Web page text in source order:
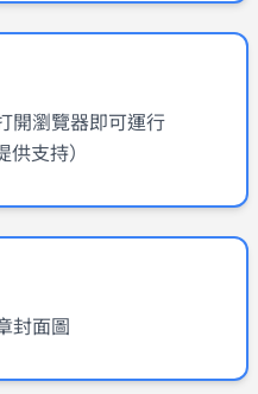
開瀏覽器即可運行
支持）
封面圖